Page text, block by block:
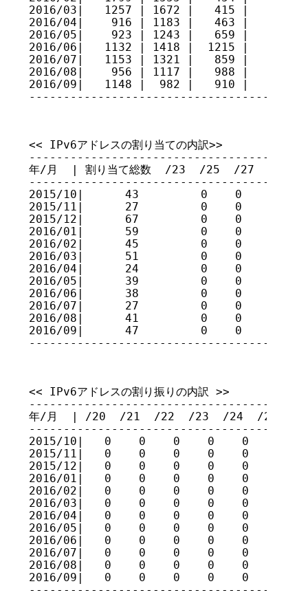
2016/03|   1257 | 1672 |   415 |
2016/04|    916 | 1183 |   463 |
2016/05|    923 | 1243 |   659 |
2016/06|   1132 | 1418 |  1215 |
2016/07|   1153 | 1321 |   859 |
2016/08|    956 | 1117 |   988 |
2016/09|   1148 |  982 |   910 |
<< IPv6アドレスの割り当ての内訳>>
年/月  | 割り当て総数  /23  /25  /27  /
2015/10|      43         0    0    0
2015/11|      27         0    0    0
2015/12|      67         0    0    0
2016/01|      59         0    0    0
2016/02|      45         0    0    0
2016/03|      51         0    0    0
2016/04|      24         0    0    0
2016/05|      39         0    0    0
2016/06|      38         0    0    0
2016/07|      27         0    0    0
2016/08|      41         0    0    0
2016/09|      47         0    0    0
<< IPv6アドレスの割り振りの内訳 >>
年/月  | /20  /21  /22  /23  /24  /25  /
2015/10|   0    0    0    0    0    0
2015/11|   0    0    0    0    0    0
2015/12|   0    0    0    0    0    0
2016/01|   0    0    0    0    0    0
2016/02|   0    0    0    0    0    0
2016/03|   0    0    0    0    0    0
2016/04|   0    0    0    0    0    0
2016/05|   0    0    0    0    0    0
2016/06|   0    0    0    0    0    0
2016/07|   0    0    0    0    0    0
2016/08|   0    0    0    0    0    0
2016/09|   0    0    0    0    0    0